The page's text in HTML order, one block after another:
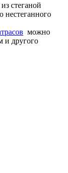
стеганой
нестеганного
можно
и другого